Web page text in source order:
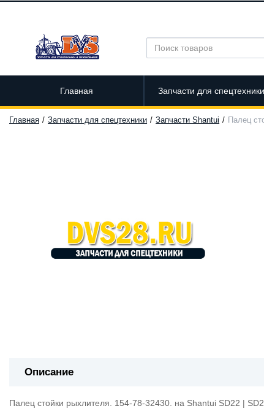
Главная Запчасти для спецтехники
Главная Запчасти для спецтехники Запчасти Shantui Палец
Описание
Палец стойки рыхлителя. 154-78-32430. на Shantui SD22 |